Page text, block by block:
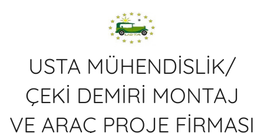
USTA MÜHENDİSLİK/
ÇEKİ DEMİRİ MONTAJ
VE ARAÇ PROJE FİRMASI